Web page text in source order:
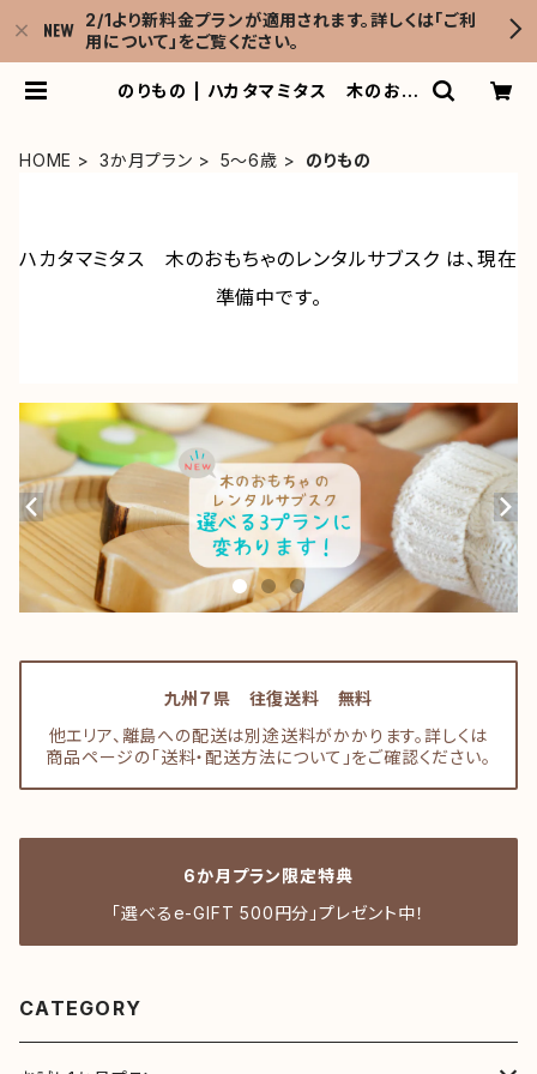
2/1より新料金プランが適用されます。詳しくは「ご利
用について」をご覧ください。
のりもの | ハカタマミタス 木のおも
HOME 3か月プラン 5～6歳 のりもの
ハカタマミタス 木のおもちゃのレンタルサブスク は、現在
準備中です。
九州７県 往復送料 無料
他エリア、離島への配送は別途送料がかかります。詳しくは
商品ページの「送料・配送方法について」をご確認ください。
6か月プラン限定特典
「選べるe-GIFT 500円分」プレゼント中！
CATEGORY